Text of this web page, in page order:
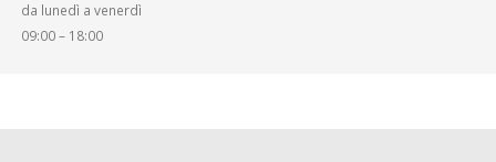
da lunedì a venerdì
09:00 – 18:00